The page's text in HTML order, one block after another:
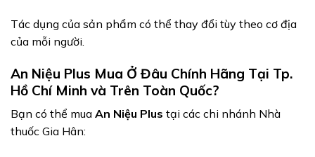
Tác dụng của sản phẩm có thể thay đổi tùy theo cơ địa
của mỗi người.
An Niệu Plus Mua Ở Đâu Chính Hãng Tại Tp.
Hồ Chí Minh và Trên Toàn Quốc?
Bạn có thể mua An Niệu Plus tại các chi nhánh Nhà
thuốc Gia Hân: